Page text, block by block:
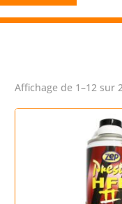
Affichage de 1–12 sur